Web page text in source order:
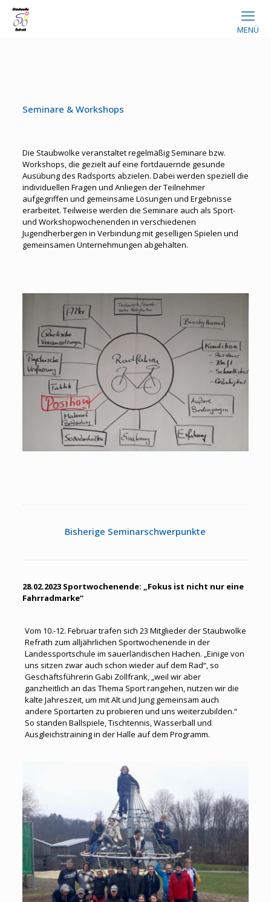
MENÜ
Seminare & Workshops
Die Staubwolke veranstaltet regelmäßig Seminare bzw.
Workshops, die gezielt auf eine fortdauernde gesunde
Ausübung des Radsports abzielen. Dabei werden speziell die
individuellen Fragen und Anliegen der Teilnehmer
aufgegriffen und gemeinsame Lösungen und Ergebnisse
erarbeitet. Teilweise werden die Seminare auch als Sport-
und Workshopwochenenden in verschiedenen
Jugendherbergen in Verbindung mit geselligen Spielen und
gemeinsamen Unternehmungen abgehalten.
Bisherige Seminarschwerpunkte
28.02.2023 Sportwochenende: „Fokus ist nicht nur eine
Fahrradmarke“
Vom 10.-12. Februar trafen sich 23 Mitglieder der Staubwolke
Refrath zum alljährlichen Sportwochenende in der
Landessportschule im sauerländischen Hachen. „Einige von
uns sitzen zwar auch schon wieder auf dem Rad“, so
Geschäftsführerin Gabi Zollfrank, „weil wir aber
ganzheitlich an das Thema Sport rangehen, nutzen wir die
kalte Jahreszeit, um mit Alt und Jung gemeinsam auch
andere Sportarten zu probieren und uns weiterzubilden.“
So standen Ballspiele, Tischtennis, Wasserball und
Ausgleichstraining in der Halle auf dem Programm.